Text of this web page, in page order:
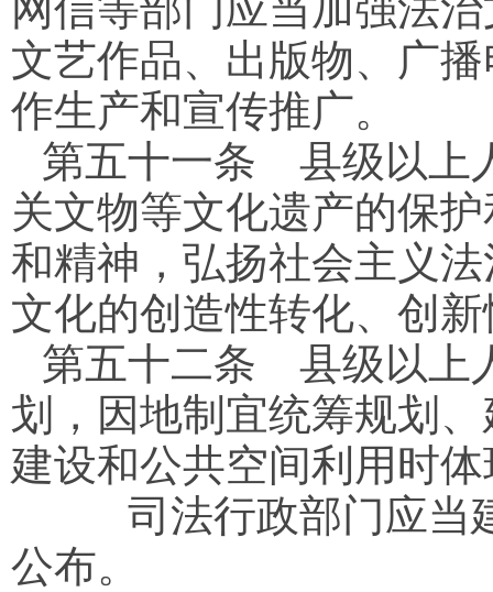
文艺作品、出版物、广
作生产和宣传推广。
第五十一条 县级以上
关文物等文化遗产的保
和精神，弘扬社会主义
文化的创造性转化、创
第五十二条 县级以上
划，因地制宜统筹规划
建设和公共空间利用时
司法行政部门应当
公布。